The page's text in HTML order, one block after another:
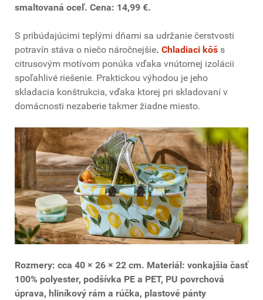
smaltovaná oceľ. Cena: 14,99 €.
S pribúdajúcimi teplými dňami sa udržanie čerstvosti
potravín stáva o niečo náročnejšie. Chladiaci kôš s
citrusovým motívom ponúka vďaka vnútornej izolácii
spoľahlivé riešenie. Praktickou výhodou je jeho
skladacia konštrukcia, vďaka ktorej pri skladovaní v
domácnosti nezaberie takmer žiadne miesto.
Rozmery: cca 40 × 26 × 22 cm. Materiál: vonkajšia časť
100% polyester, podšívka PE a PET, PU povrchová
úprava, hliníkový rám a rúčka, plastové pánty